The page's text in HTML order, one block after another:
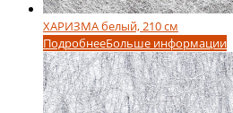
ХАРИЗМА белый, 210 см
ПодробнееБольше информации